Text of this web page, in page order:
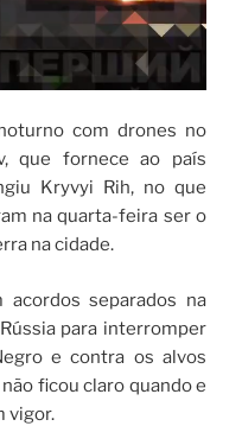
com drones no
que fornece ao país
Kryvyi Rih, no que
na quarta-feira ser o
na cidade.
acordos separados na
para interromper
e contra os alvos
ficou claro quando e
vigor.